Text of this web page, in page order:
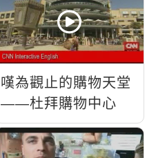
嘆為觀止的購物天堂
——杜拜購物中心